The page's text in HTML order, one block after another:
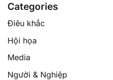
Categories
Điêu khắc
Hội họa
Media
Người & Nghiệp